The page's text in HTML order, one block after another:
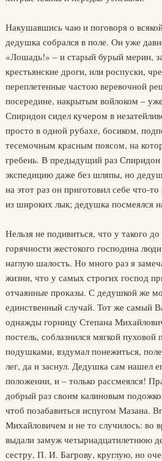
Накушавшись чаю и поговоря о
дедушка собрался в поле. Он уже
«Лошадь!» – и старый бурый мерин,
крестьянские дроги, или роспуски,
переплетенные частою веревочной
посередине, накрытым войлоком –
Спиридон сидел кучером в
просто в одной рубахе, босиком,
тесемочным красным поясом, на
гребень. В предыдущий раз Спиридон
экспедицию даже без шляпы, но
на этот раз он приготовил себе что-
из широких лык; дедушка посмеялся
Нельзя не подивиться, что у такого
горячности жестокого господина
наглую шалость. Но много раз я
жизни, что у самых строгих господ
отчаянные проказы. С дедушкой же
единственный случай. Тот же самый
однажды горницу Степана
постель, соблазнился мягкой
подушками, вздумал понежиться,
лег, да и заснул. Дедушка сам нашел
положении, и – только рассмеялся!
добрый раз своим калиновым
чтоб позабавиться испугом Мазана.
Михайловичем и не то случилось: во
выдали замуж четырнадцатилетнюю
сестру, П. И. Багрову, круглую, но